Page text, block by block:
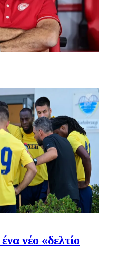
νέο «δελτίο